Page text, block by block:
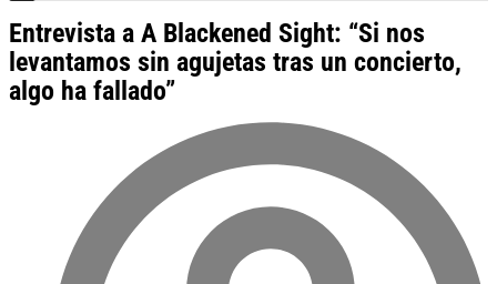
Entrevista a A Blackened Sight: “Si nos
levantamos sin agujetas tras un concierto,
algo ha fallado”